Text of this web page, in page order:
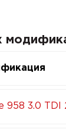
958 3.0 TDI